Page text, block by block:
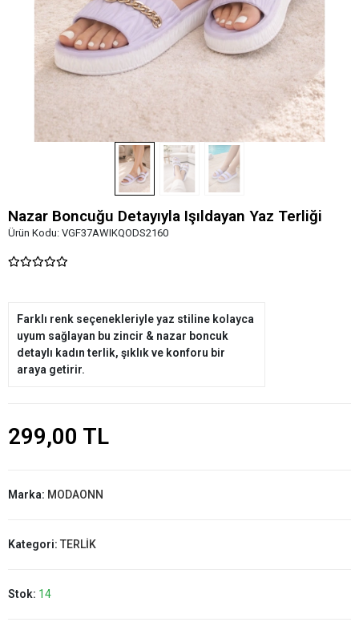
Nazar Boncuğu Detayıyla Işıldayan Yaz Terliği
Ürün Kodu: VGF37AWIKQODS2160
Farklı renk seçenekleriyle yaz stiline kolayca
uyum sağlayan bu zincir & nazar boncuk
detaylı kadın terlik, şıklık ve konforu bir
araya getirir.
299,00 TL
Marka: MODAONN
Kategori: TERLİK
Stok: 14